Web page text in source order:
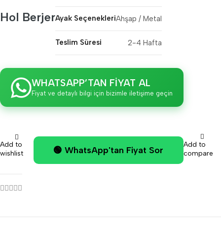
Hol BerjerAyak SeçenekleriAhşap / Metal
Teslim Süresi 2-4 Hafta
WHATSAPP’TAN FİYAT AL
Fiyat ve detaylı bilgi için bizimle iletişime geçin
Add to
wishlist
🟢 WhatsApp'tan Fiyat Sor
Add to
compare